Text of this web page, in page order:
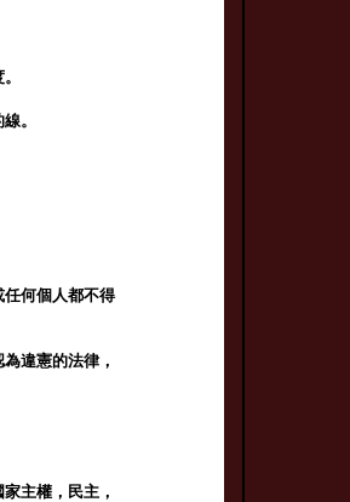
。
任何個人都不得
違憲的法律，
主權，民主，